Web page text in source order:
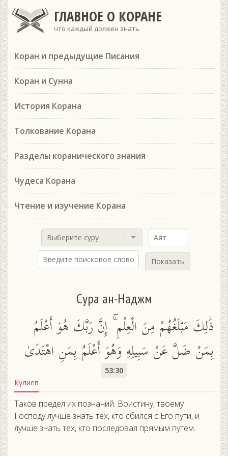
ГЛАВНОЕ О КОРАНЕ
что каждый должен знать
Коран и предыдущие Писания
Коран и Сунна
История Корана
Толкование Корана
Разделы коранического знания
Чудеса Корана
Чтение и изучение Корана
Выберите суру
Показать
Сура ан-Наджм
ذَٰلِكَ مَبْلَغُهُمْ مِنَ الْعِلْمِ ۚ إِنَّ رَبَّكَ هُوَ أَعْلَمُ
بِمَنْ ضَلَّ عَنْ سَبِيلِهِ وَهُوَ أَعْلَمُ بِمَنِ اهْتَدَىٰ
53:30
Кулиев
Таков предел их познаний. Воистину, твоему
Господу лучше знать тех, кто сбился с Его пути, и
лучше знать тех, кто последовал прямым путем.